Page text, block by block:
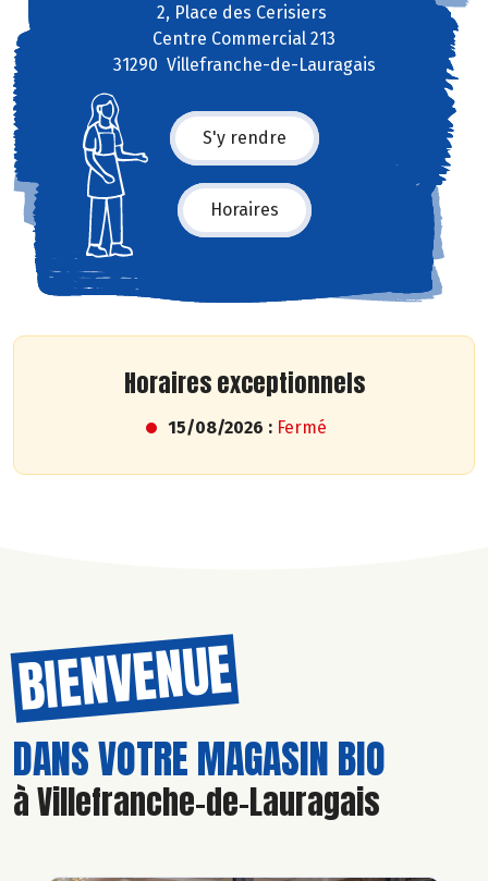
2, Place des Cerisiers
Centre Commercial 213
31290 Villefranche-de-Lauragais
S'y rendre
Horaires
Horaires exceptionnels
15/08/2026 : Fermé
BIENVENUE
DANS VOTRE MAGASIN BIO
à Villefranche-de-Lauragais